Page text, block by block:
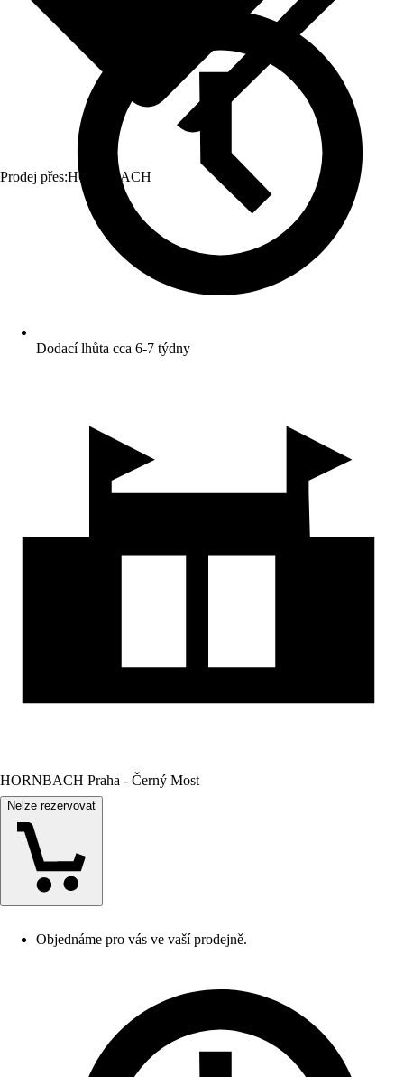
Prodej přes:HORNBACH
Dodací lhůta cca 6-7 týdny
HORNBACH Praha - Černý Most
Nelze rezervovat
Objednáme pro vás ve vaší prodejně.